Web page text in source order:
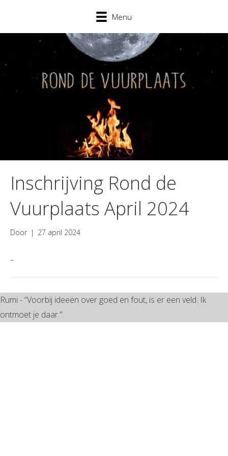
Menu
Inschrijving Rond de
Vuurplaats April 2024
Door | 27 april 2024
–
Rumi - “Voorbij ideeën over goed en fout, is er een veld. Ik
ontmoet je daar."